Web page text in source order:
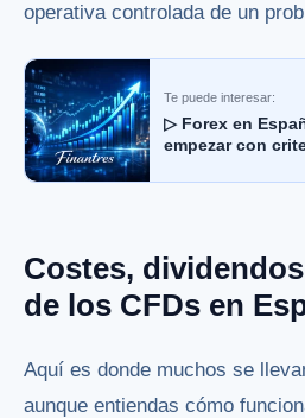
operativa controlada de un
Te puede interesar:
▷ Forex en
empezar con
Costes,
de los CFDs en
Aquí es donde muchos se
aunque entiendas cómo